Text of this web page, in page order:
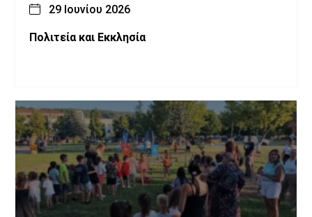
29 Ιουνίου 2026
Πολιτεία και Εκκλησία